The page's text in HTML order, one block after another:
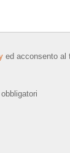
ed acconsento al